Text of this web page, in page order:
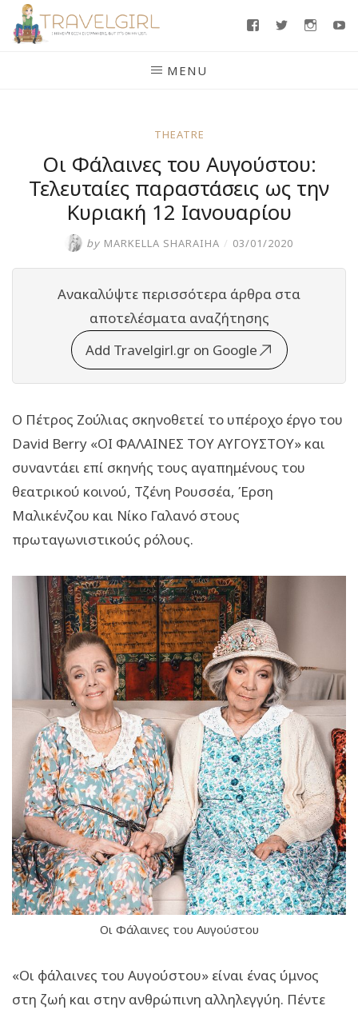
Skip
FacebookTwitter
MENU
THEATRE
Οι Φάλαινες του Αυγούστου:
Τελευταίες παραστάσεις ως την
Κυριακή 12 Ιανουαρίου
by MARKELLA SHARAIHA / 03/01/2020
Ανακαλύψτε περισσότερα άρθρα στα
αποτελέσματα αναζήτησης
Add Travelgirl.gr on Google
Ο Πέτρος Ζούλιας σκηνοθετεί το υπέροχο έργο του
David Berry «ΟΙ ΦΑΛΑΙΝΕΣ ΤΟΥ ΑΥΓΟΥΣΤΟΥ» και
συναντάει επί σκηνής τους αγαπημένους του
θεατρικού κοινού, Τζένη Ρουσσέα, Έρση
Μαλικένζου και Νίκο Γαλανό στους
πρωταγωνιστικούς ρόλους.
Οι Φάλαινες του Αυγούστου
«Οι φάλαινες του Αυγούστου» είναι ένας ύμνος
στη ζωή και στην ανθρώπινη αλληλεγγύη. Πέντε